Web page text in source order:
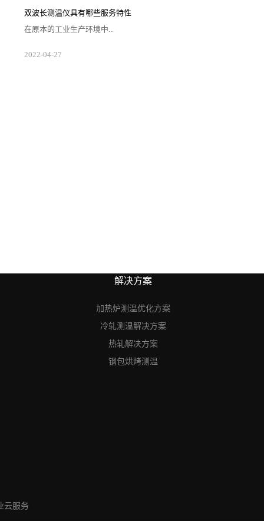
好的测温仪器帮助矫正日常采集的数据。1.注意应用场
合双波长测温仪自身的组件情况相较于其他单色和单波
段的仪器更为复杂，从而需要企业对自身生存场景的空
间大小以及需求等级来对仪器进行配置。在确...
双波长测温仪具有哪些服务特性
在原本的工业生产环境中...
随着光电二极管的应用要求在不断提高，使得一些有让
二极管组件产生损伤的设备被得到更新来提升产线运转
2022-04-27
解决方案
加热炉测温优化方案
冷轧测温解决方案
热轧解决方案
钢包烘烤测温
云服务